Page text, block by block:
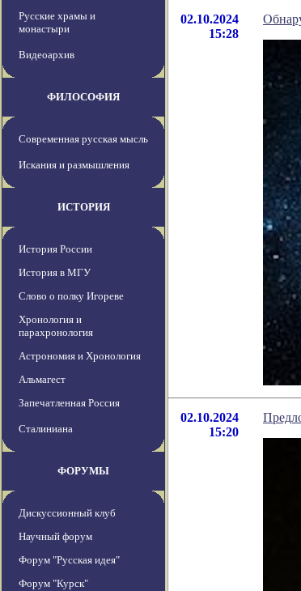
Русские храмы и
монастыри
Видеоархив
ФИЛОСОФИЯ
Современная русская мысль
Искания и размышления
ИСТОРИЯ
История России
История в МГУ
Слово о полку Игореве
Хронология и
парахронология
Астрономия и Хронология
Альмагест
Запечатленная Россия
Сталиниана
ФОРУМЫ
Дискуссионный клуб
Научный форум
Форум "Русская идея"
Форум "Курск"
02.10.2024
15:28
02.10.2024
15:20